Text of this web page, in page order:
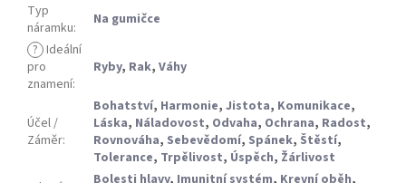
Typ
náramku:
Na gumičce
? Ideální
pro
znamení:
Ryby, Rak, Váhy
Účel /
Záměr:
Bohatství, Harmonie, Jistota, Komunikace,
Láska, Náladovost, Odvaha, Ochrana, Radost,
Rovnováha, Sebevědomí, Spánek, Štěstí,
Tolerance, Trpělivost, Úspěch, Žárlivost